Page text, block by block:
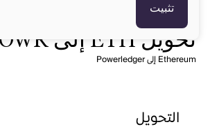
تحويل ETH إلى POWR
Ethereum إلى Powerledger
التحويل
تثبيت